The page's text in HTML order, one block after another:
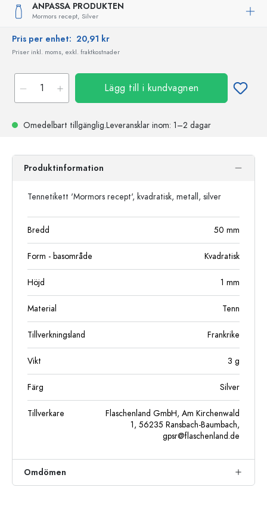
ANPASSA PRODUKTEN
Mormors recept, Silver
Pris per enhet: 20,91 kr
Priser inkl. moms, exkl. fraktkostnader
Lägg till i kundvagnen
Omedelbart tillgänglig.Leveransklar inom: 1–2 dagar
Produktinformation
Tennetikett 'Mormors recept', kvadratisk, metall, silver
Bredd 50 mm
Form - basområde Kvadratisk
Höjd 1 mm
Material Tenn
Tillverkningsland Frankrike
Vikt 3 g
Färg Silver
Tillverkare
Flaschenland GmbH, Am Kirchenwald
1, 56235 Ransbach-Baumbach,
gpsr@flaschenland.de
Omdömen